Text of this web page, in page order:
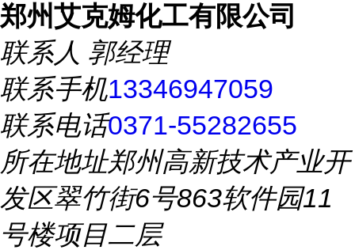
郑州艾克姆化工有限公司
联系人 郭经理
联系手机13346947059
联系电话0371-55282655
所在地址郑州高新技术产业开
发区翠竹街6号863软件园11
号楼项目二层